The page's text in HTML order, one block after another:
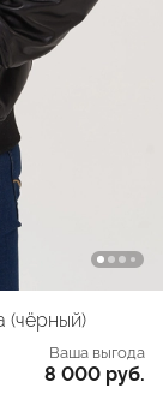
(чёрный)
Ваша выгода
8 000 руб.